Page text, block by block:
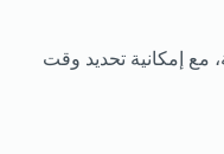
مع إمكانية تحديد وقت